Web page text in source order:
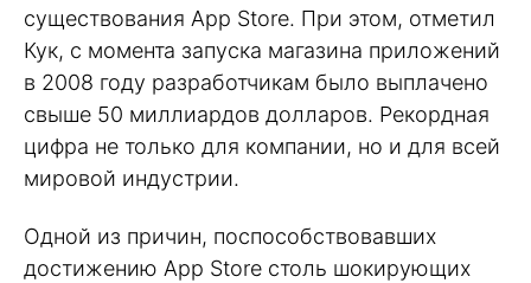
существования App Store. При этом, отметил
Кук, с момента запуска магазина приложений
в 2008 году разработчикам было выплачено
свыше 50 миллиардов долларов. Рекордная
цифра не только для компании, но и для всей
мировой индустрии.
Одной из причин, поспособствовавших
достижению App Store столь шокирующих